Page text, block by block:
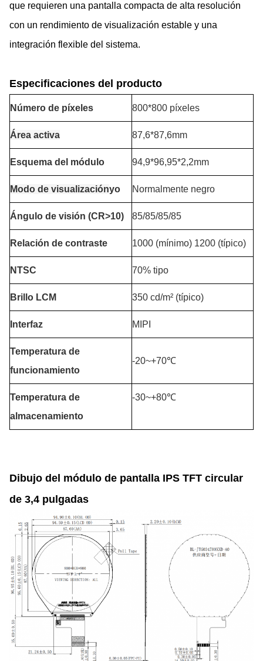
que requieren una pantalla compacta de alta resolución
con un rendimiento de visualización estable y una
integración flexible del sistema.
Especificaciones del producto
Número de píxeles 800*800 píxeles
Área activa 87,6*87,6mm
Esquema del módulo 94,9*96,95*2,2mm
Modo de visualizaciónyo Normalmente negro
Ángulo de visión (CR>10) 85/85/85/85
Relación de contraste 1000 (mínimo) 1200 (típico)
NTSC 70% tipo
Brillo LCM 350 cd/m² (típico)
Interfaz MIPI
Temperatura de
funcionamiento
-20~+70℃
Temperatura de
almacenamiento
-30~+80℃
Dibujo del módulo de pantalla IPS TFT circular
de 3,4 pulgadas